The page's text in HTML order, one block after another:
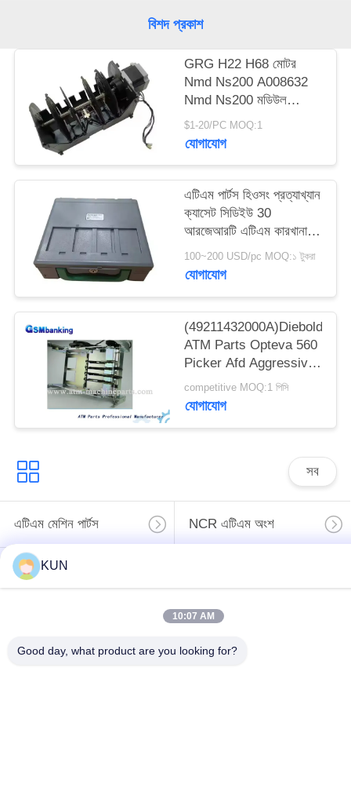
PRIVACY
POLICY
বিশদ প্রকাশ
GRG H22 H68 মোটর
Nmd Ns200 A008632
Nmd Ns200 মডিউল
Nmd100 Nmd200
A008632 A021932
$1-20/PC MOQ:1
যোগাযোগ
এটিএম পার্টস হিওসং প্রত্যাখ্যান
ক্যাসেট সিডিইউ 30
আরজেআরটি এটিএম কারখানা
7430006165
S7430006165
100~200 USD/pc MOQ:১ টুকরা
যোগাযোগ
(49211432000A)Diebold
ATM Parts Opteva 560
Picker Afd Aggressive
(49211432000A)
competitive MOQ:1 পিসি
যোগাযোগ
সব
এটিএম মেশিন পার্টস NCR এটিএম অংশ
Diebold এটিএম অংশ
পার্টস
KUN
10:07 AM
Good day, what product are you looking for?